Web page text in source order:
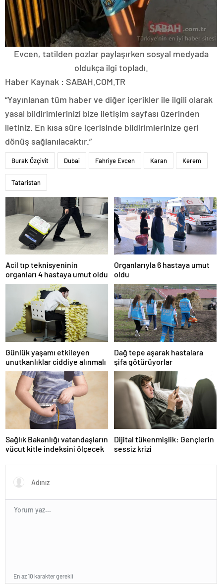
Evcen, tatilden pozlar paylaşırken sosyal medyada
oldukça ilgi topladı.
Haber Kaynak : SABAH.COM.TR
“Yayınlanan tüm haber ve diğer içerikler ile ilgili olarak
yasal bildirimlerinizi bize iletişim sayfası üzerinden
iletiniz. En kısa süre içerisinde bildirimlerinize geri
dönüş sağlanılacaktır.”
Burak Özçivit Dubai Fahriye Evcen Karan Kerem
Tataristan
Acil tıp teknisyeninin
organları 4 hastaya umut oldu
Organlarıyla 6 hastaya umut
oldu
Günlük yaşamı etkileyen
unutkanlıklar ciddiye alınmalı
Dağ tepe aşarak hastalara
şifa götürüyorlar
Sağlık Bakanlığı vatandaşların
vücut kitle indeksini ölçecek
Dijital tükenmişlik: Gençlerin
sessiz krizi
En az 10 karakter gerekli